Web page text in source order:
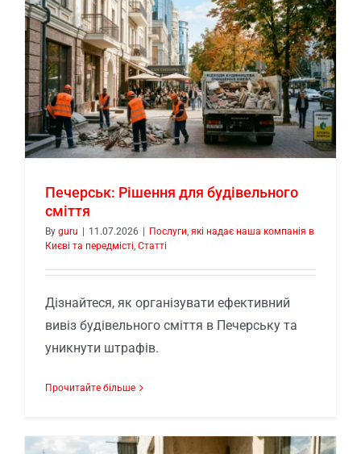
Печерськ: Рішення для будівельного
сміття
By guru | 11.07.2026 | Послуги, які надає наша компанія в
Києві та передмісті Статті
Дізнайтеся, як організувати ефективний
вивіз будівельного сміття в Печерську та
уникнути штрафів.
Прочитайте більше